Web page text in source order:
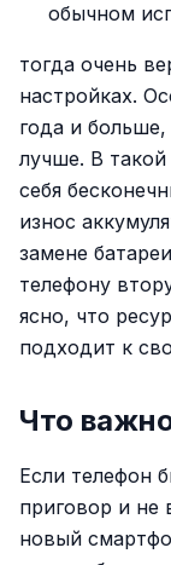
обычном
тогда очень
настройках.
года и
лучше. В
себя
износ
замене
телефону
ясно, что
подходит к
Что
Если телефон
приговор и не
новый